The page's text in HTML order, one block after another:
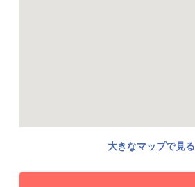
大きなマップで見る